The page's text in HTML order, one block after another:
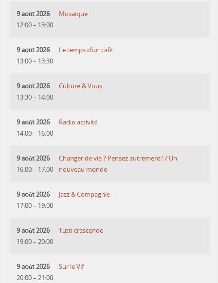
9 août 2026
12:00– 13:00
Mosaique
9 août 2026
13:00– 13:30
Le temps d’un café
9 août 2026
13:30– 14:00
Culture & Vous
9 août 2026
14:00– 16:00
Radio activité
9 août 2026
16:00– 17:00
Changer de vie ? Pensez autrement ! / Un
nouveau monde
9 août 2026
17:00– 19:00
Jazz & Compagnie
9 août 2026
19:00– 20:00
Tutti crescendo
9 août 2026
20:00– 21:00
Sur le Vif